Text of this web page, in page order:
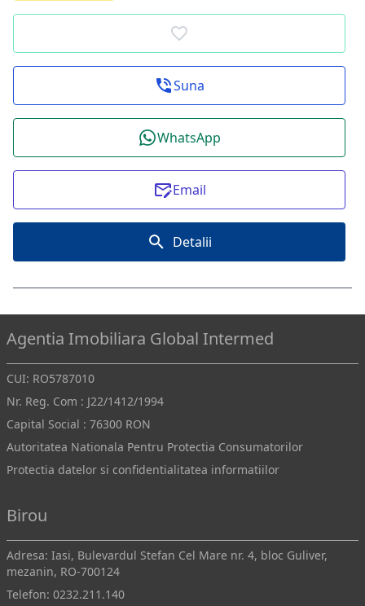
Suna
WhatsApp
Email
Detalii
Agentia Imobiliara Global Intermed
CUI: RO5787010
Nr. Reg. Com : J22/1412/1994
Capital Social : 76300 RON
Autoritatea Nationala Pentru Protectia Consumatorilor
Protectia datelor si confidentialitatea informatiilor
Birou
Adresa: Iasi, Bulevardul Stefan Cel Mare nr. 4, bloc Guliver,
mezanin, RO-700124
Telefon: 0232.211.140